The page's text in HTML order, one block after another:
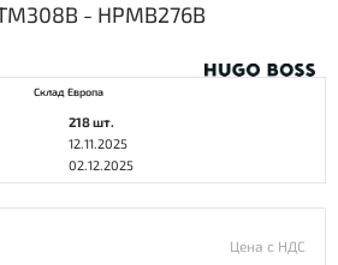
- HPMB276B
Склад Европа
218 шт.
12.11.2025
02.12.2025
Цена с НДС